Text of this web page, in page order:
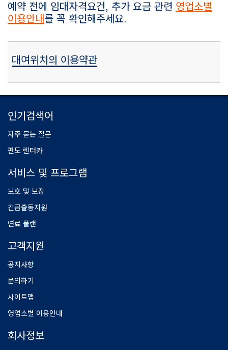
예약 전에 임대자격요건, 추가 요금 관련 영업소별
이용안내를 꼭 확인해주세요.
대여위치의 이용약관
인기검색어
자주 묻는 질문
편도 렌터카
서비스 및 프로그램
보호 및 보장
긴급출동지원
연료 플랜
고객지원
공지사항
문의하기
사이트맵
영업소별 이용안내
회사정보